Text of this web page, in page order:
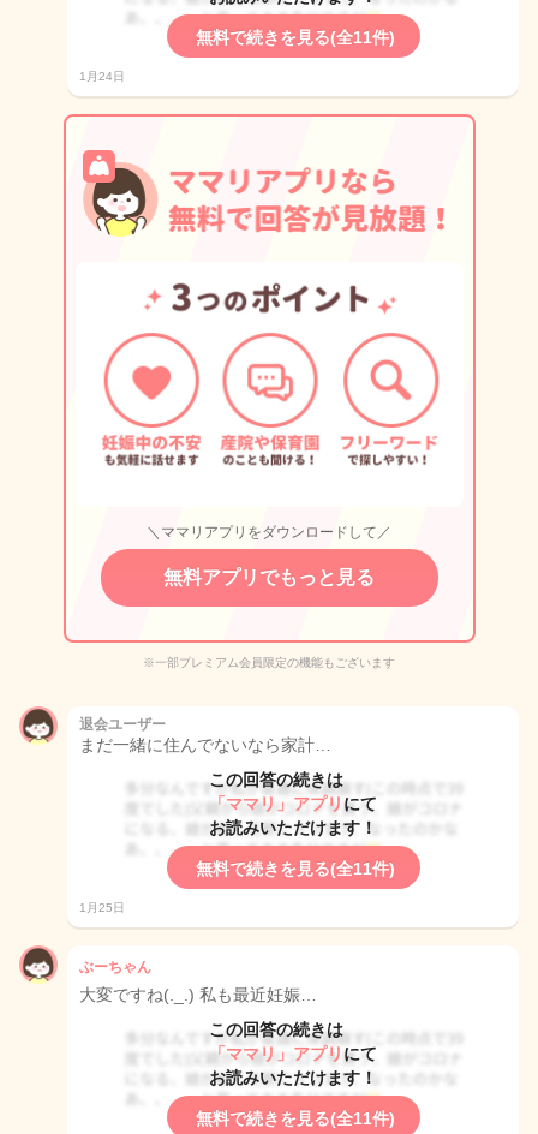
無料で続きを見る(全11件)
1月24日
＼ママリアプリをダウンロードして／
無料アプリでもっと見る
※一部プレミアム会員限定の機能もございます
退会ユーザー
まだ一緒に住んでないなら家計…
この回答の続きは
「ママリ」アプリ にて
お読みいただけます！
無料で続きを見る(全11件)
1月25日
ぶーちゃん
大変ですね(._.) 私も最近妊娠…
この回答の続きは
「ママリ」アプリ にて
お読みいただけます！
無料で続きを見る(全11件)